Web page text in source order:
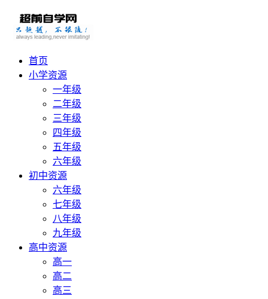
首页
小学资源
一年级
二年级
三年级
四年级
五年级
六年级
初中资源
六年级
七年级
八年级
九年级
高中资源
高一
高二
高三